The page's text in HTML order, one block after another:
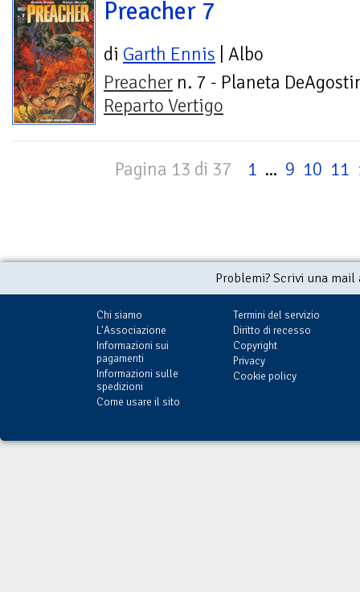
Preacher 7
di Garth Ennis | Albo
Preacher n. 7 - Planeta
Reparto Vertigo
Pagina 13 di 37 1 ... 9 10 11
Problemi? Scrivi una
Chi siamo
L'Associazione
Informazioni sui
pagamenti
Informazioni sulle
spedizioni
Come usare il sito
Termini del servizio
Diritto di recesso
Copyright
Privacy
Cookie policy